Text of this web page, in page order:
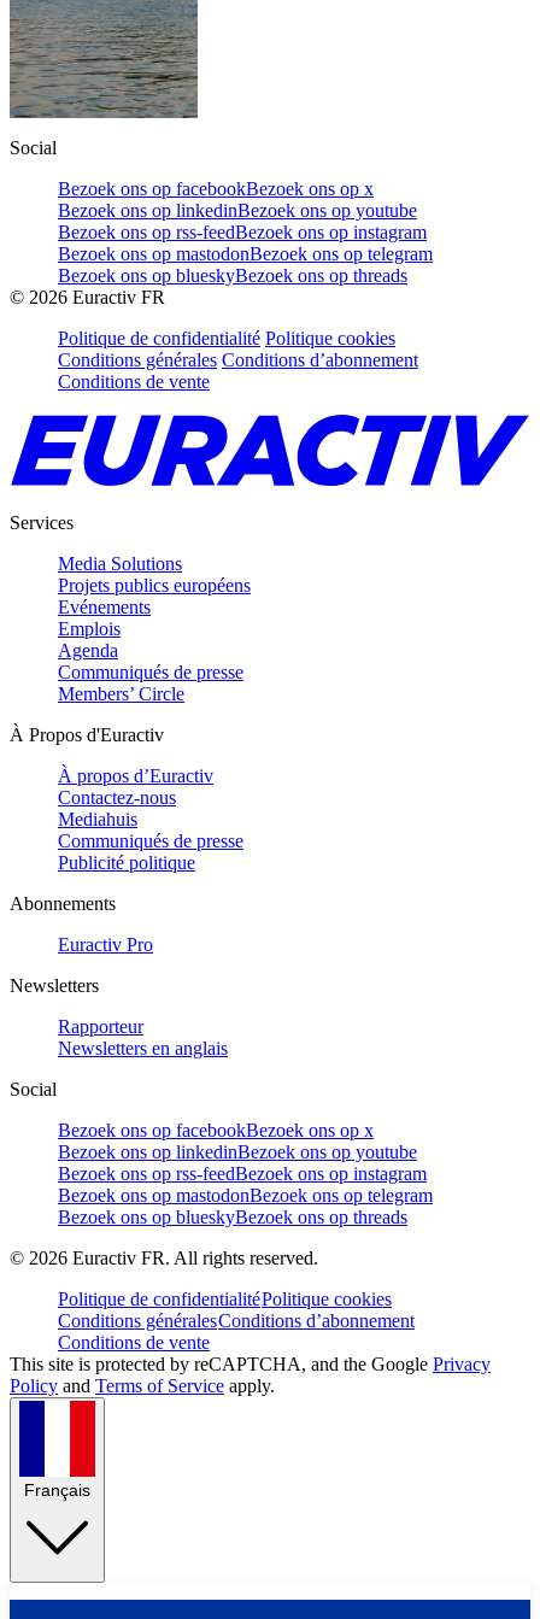
Social
Bezoek ons op facebookBezoek ons op x
Bezoek ons op linkedinBezoek ons op youtube
Bezoek ons op rss-feedBezoek ons op instagram
Bezoek ons op mastodonBezoek ons op telegram
Bezoek ons op blueskyBezoek ons op threads
© 2026 Euractiv FR
Politique de confidentialité Politique cookies
Conditions générales Conditions d’abonnement
Conditions de vente
Services
Media Solutions
Projets publics européens
Evénements
Emplois
Agenda
Communiqués de presse
Members’ Circle
À Propos d'Euractiv
À propos d’Euractiv
Contactez-nous
Mediahuis
Communiqués de presse
Publicité politique
Abonnements
Euractiv Pro
Newsletters
Rapporteur
Newsletters en anglais
Social
Bezoek ons op facebookBezoek ons op x
Bezoek ons op linkedinBezoek ons op youtube
Bezoek ons op rss-feedBezoek ons op instagram
Bezoek ons op mastodonBezoek ons op telegram
Bezoek ons op blueskyBezoek ons op threads
© 2026 Euractiv FR. All rights reserved.
Politique de confidentialitéPolitique cookies
Conditions généralesConditions d’abonnement
Conditions de vente
This site is protected by reCAPTCHA, and the Google Privacy
Policy and Terms of Service apply.
Français